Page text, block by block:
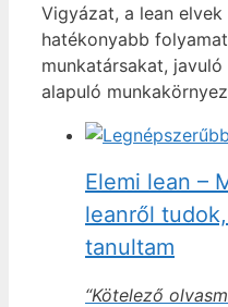
Vigyázat, a lean
hatékonyabb
munkatársakat,
alapuló
Elemi lean –
leanről
tanultam
“Kötelező